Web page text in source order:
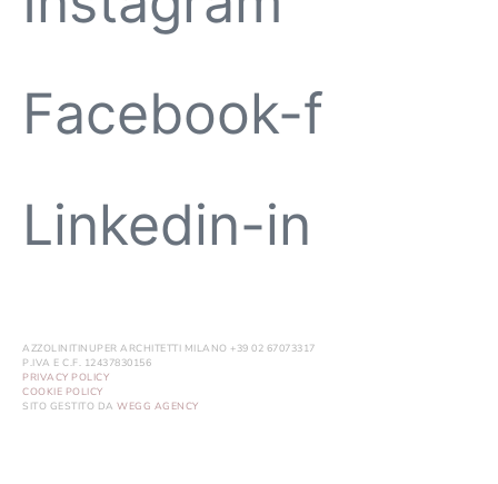
Facebook-f
Linkedin-in
AZZOLINITINUPER ARCHITETTI MILANO +39 02 67073317
P.IVA E C.F. 12437830156
PRIVACY POLICY
COOKIE POLICY
SITO GESTITO DA WEGG AGENCY